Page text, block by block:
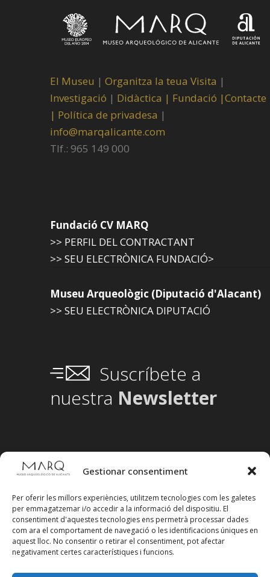
Gestionar consentiment
Per oferir les millors experiències, utilitzem tecnologies com les galetes
per emmagatzemar i/o accedir a la informació del dispositiu. El
consentiment d'aquestes tecnologies ens permetrà processar dades
com ara el comportament de navegació o les identificacions úniques en
aquest lloc. No consentir o retirar el consentiment, pot afectar
negativament certes característiques i funcions.
El Museu | Organitza la teua Visita |
Investigació | Didàctica | Fundació |Contacte
| Política de privadesa |
info@marqalicante.com
Tlf.: 965 149 000
Fundació CV MARQ
>> PERFIL DEL CONTRACTANT
>> SEU ELECTRÒNICA FUNDACIÓ>
Museu Arqueològic (Diputació d'Alacant)
>> SEU ELECTRÒNICA DIPUTACIÓ
Suscríbete a
nuestra Newsletter